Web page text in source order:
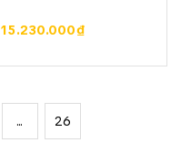
15.230.000₫
... 26